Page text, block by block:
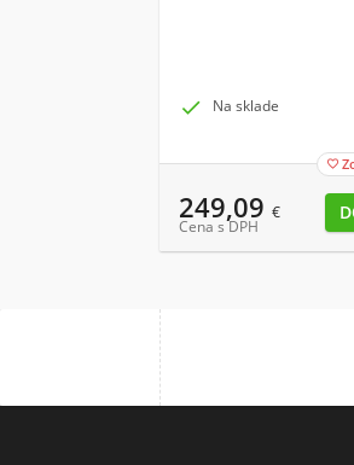
 Na sklade

249,09 €
Cena s DPH